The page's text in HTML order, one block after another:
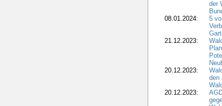
der
08.01.2024:
5
21.12.2023:
20.12.2023:
den
20.12.2023: